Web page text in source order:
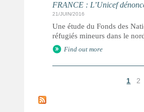
FRANCE : L’Unicef
21/JUIN/2016
Une étude du Fonds des
réfugiés mineurs dans le
Find out more
a
1 2